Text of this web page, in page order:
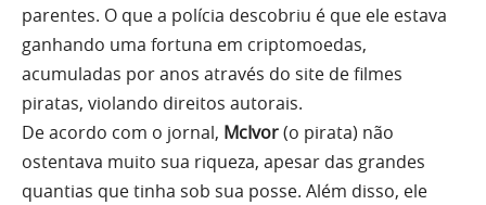
parentes. O que a polícia descobriu é que ele estava
ganhando uma fortuna em criptomoedas,
acumuladas por anos através do site de filmes
piratas, violando direitos autorais.
De acordo com o jornal, McIvor(o pirata) não
ostentava muito sua riqueza, apesar das grandes
quantias que tinha sob sua posse. Além disso, ele